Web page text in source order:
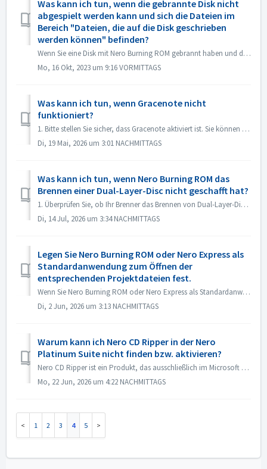
Was kann ich tun, wenn die gebrannte Disk nicht
abgespielt werden kann und sich die Dateien im
Bereich "Dateien, die auf die Disk geschrieben
werden können" befinden?
Wenn Sie eine Disk mit Nero Burning ROM gebrannt haben und die Audio-CD nicht mit dem CD-Player abgespielt werden kann, öffnen Sie die Disk im Windows Explo...
Mo, 16 Okt, 2023 um 9:16 VORMITTAGS
Was kann ich tun, wenn Gracenote nicht
funktioniert?
1. Bitte stellen Sie sicher, dass Gracenote aktiviert ist. Sie können dies im Menü „Datei -> Optionen -> Datenbank“ tun, indem Sie die Option „Zugriff...
Di, 19 Mai, 2026 um 3:01 NACHMITTAGS
Was kann ich tun, wenn Nero Burning ROM das
Brennen einer Dual-Layer-Disc nicht geschafft hat?
1. Überprüfen Sie, ob Ihr Brenner das Brennen von Dual-Layer-Discs unterstützt. 2. Verringern Sie die Brenngeschwindigkeit: Das Brennen mit hoher Gesch...
Di, 14 Jul, 2026 um 3:34 NACHMITTAGS
Legen Sie Nero Burning ROM oder Nero Express als
Standardanwendung zum Öffnen der
entsprechenden Projektdateien fest.
Wenn Sie Nero Burning ROM oder Nero Express als Standardanwendung zum Öffnen von Nero Burning ROM-Projektdateien oder Nero Express-Projekten verwenden möcht...
Di, 2 Jun, 2026 um 3:13 NACHMITTAGS
Warum kann ich Nero CD Ripper in der Nero
Platinum Suite nicht finden bzw. aktivieren?
Nero CD Ripper ist ein Produkt, das ausschließlich im Microsoft Store (https://apps.microsoft.com/detail/9NSNQ0CPD06G) erhältlich ist und nicht in der Nero ...
Mo, 22 Jun, 2026 um 4:22 NACHMITTAGS
1 2 3 4 5